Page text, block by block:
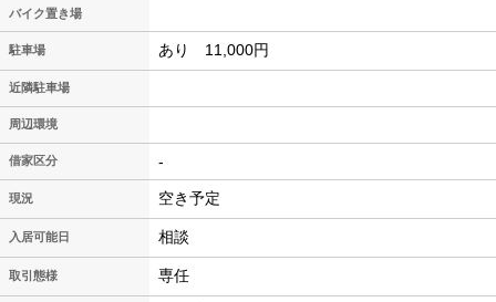
バイク置き場
駐車場 あり 11,000円
近隣駐車場
周辺環境
借家区分 -
現況 空き予定
入居可能日 相談
取引態様 専任